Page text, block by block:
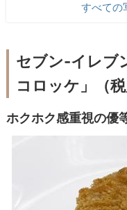
すべての
セブン-イレブ
コロッケ」（税
ホクホク感重視の優